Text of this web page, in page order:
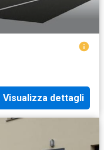
Visualizza dettagli